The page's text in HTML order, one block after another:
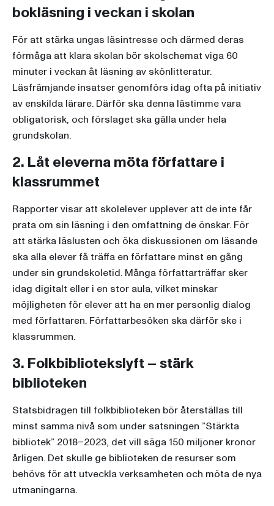
bokläsning i veckan i skolan
För att stärka ungas läsintresse och därmed deras
förmåga att klara skolan bör skolschemat viga 60
minuter i veckan åt läsning av skönlitteratur.
Läsfrämjande insatser genomförs idag ofta på initiativ
av enskilda lärare. Därför ska denna lästimme vara
obligatorisk, och förslaget ska gälla under hela
grundskolan.
2. Låt eleverna möta författare i
klassrummet
Rapporter visar att skolelever upplever att de inte får
prata om sin läsning i den omfattning de önskar. För
att stärka läslusten och öka diskussionen om läsande
ska alla elever få träffa en författare minst en gång
under sin grundskoletid. Många författarträffar sker
idag digitalt eller i en stor aula, vilket minskar
möjligheten för elever att ha en mer personlig dialog
med författaren. Författarbesöken ska därför ske i
klassrummen.
3. Folkbibliotekslyft – stärk
biblioteken
Statsbidragen till folkbiblioteken bör återställas till
minst samma nivå som under satsningen ”Stärkta
bibliotek” 2018–2023, det vill säga 150 miljoner kronor
årligen. Det skulle ge biblioteken de resurser som
behövs för att utveckla verksamheten och möta de nya
utmaningarna.